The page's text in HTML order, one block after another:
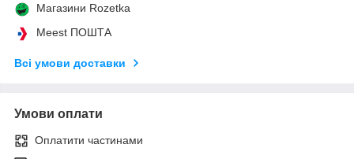
Магазини Rozetka
Meest ПОШТА
Всі умови доставки
Умови оплати
Оплатити частинами